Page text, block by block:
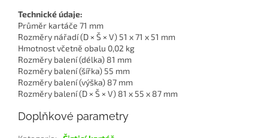
Technické údaje:
Průměr kartáče 71 mm
Rozměry nářadí (D × Š × V) 51 x 71 x 51 mm
Hmotnost včetně obalu 0,02 kg
Rozměry balení (délka) 81 mm
Rozměry balení (šířka) 55 mm
Rozměry balení (výška) 87 mm
Rozměry balení (D × Š × V) 81 x 55 x 87 mm
Doplňkové parametry